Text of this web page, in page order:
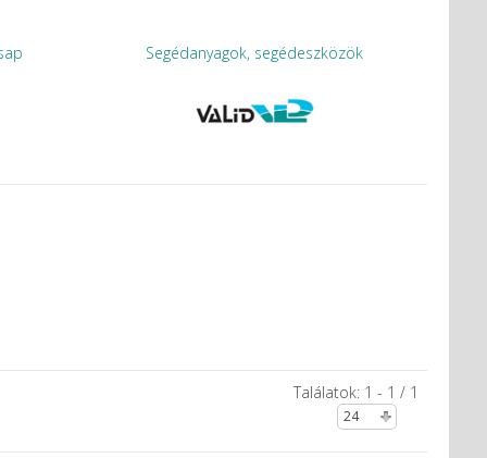
Segédanyagok, segédeszközök
Találatok: 1 - 1 / 1